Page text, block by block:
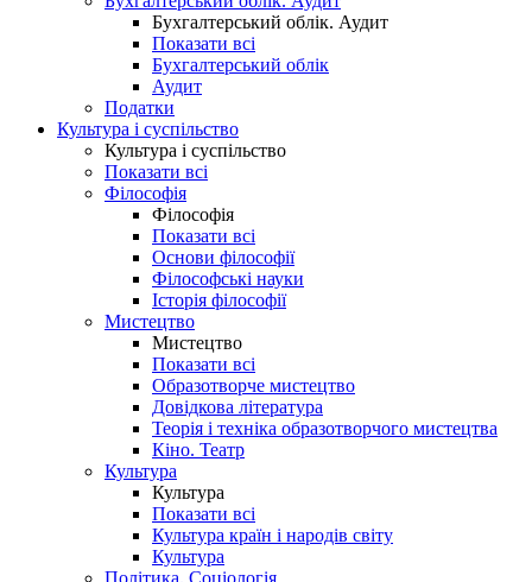
Бухгалтерський облік. Аудит
Показати всі
Бухгалтерський облік
Аудит
Податки
Культура і суспільство
Культура і суспільство
Показати всі
Філософія
Філософія
Показати всі
Основи філософії
Філософські науки
Історія філософії
Мистецтво
Мистецтво
Показати всі
Образотворче мистецтво
Довідкова література
Теорія і техніка образотворчого мистецтва
Кіно. Театр
Культура
Культура
Показати всі
Культура країн і народів світу
Культура
Політика. Соціологія